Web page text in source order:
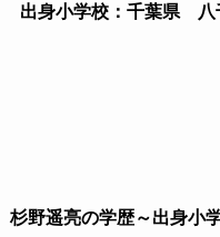
出身小学校：千葉県 八
杉野遥亮の学歴～出身小